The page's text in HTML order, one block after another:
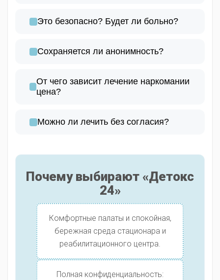
Это безопасно? Будет ли больно?
Сохраняется ли анонимность?
От чего зависит лечение наркомании
цена?
Можно ли лечить без согласия?
Почему выбирают «Детокс
24»
Комфортные палаты и спокойная,
бережная среда стационара и
реабилитационного центра.
Полная конфиденциальность: